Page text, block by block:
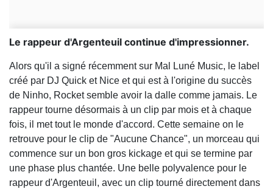
Le rappeur d'Argenteuil continue d'impressionner.
Alors qu'il a signé récemment sur Mal Luné Music, le label
créé par DJ Quick et Nice et qui est à l'origine du succès
de Ninho, Rocket semble avoir la dalle comme jamais. Le
rappeur tourne désormais à un clip par mois et à chaque
fois, il met tout le monde d'accord. Cette semaine on le
retrouve pour le clip de "Aucune Chance", un morceau qui
commence sur un bon gros kickage et qui se termine par
une phase plus chantée. Une belle polyvalence pour le
rappeur d'Argenteuil, avec un clip tourné directement dans